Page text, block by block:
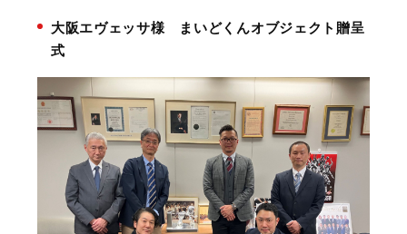
大阪エヴェッサ様 まいどくんオブジェクト贈呈
式